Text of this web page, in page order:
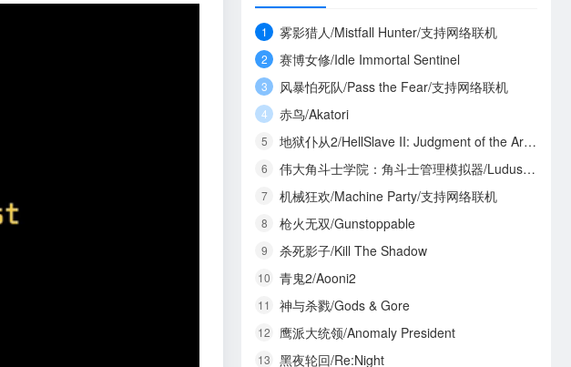
1 雾影猎人/Mistfall Hunter/支持网络联机
2 赛博女修/Idle Immortal Sentinel
3 风暴怕死队/Pass the Fear/支持网络联机
4 赤鸟/Akatori
5 地狱仆从2/HellSlave II: Judgment of the Archon
6 伟大角斗士学院：角斗士管理模拟器/Ludus Magnatus: Gladiator Manager Simulator
7 机械狂欢/Machine Party/支持网络联机
8 枪火无双/Gunstoppable
9 杀死影子/Kill The Shadow
10 青鬼2/Aooni2
11 神与杀戮/Gods & Gore
12 鹰派大统领/Anomaly President
13 黑夜轮回/Re:Night